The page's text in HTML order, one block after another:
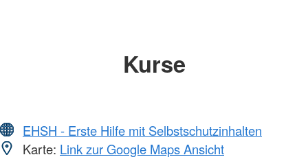
Kurse
EHSH - Erste Hilfe mit Selbstschutzinhalten
Karte: Link zur Google Maps Ansicht